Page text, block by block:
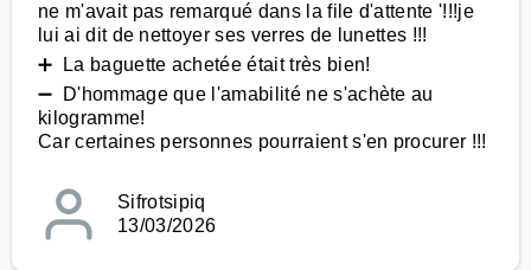
ne m'avait pas remarqué dans la file d'attente '!!!je
lui ai dit de nettoyer ses verres de lunettes !!!
➕ La baguette achetée était très bien!
➖ D'hommage que l'amabilité ne s'achète au
kilogramme!
Car certaines personnes pourraient s'en procurer !!!
Sifrotsipiq
13/03/2026